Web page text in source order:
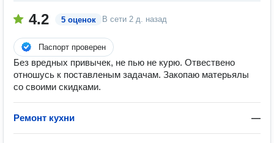
4.2 5 оценок В сети 2 д. назад
Паспорт проверен
Без вредных привычек, не пью не курю. Отвествено
отношусь к поставленым задачам. Закопаю матерьялы
со своими скидками.
Ремонт кухни —